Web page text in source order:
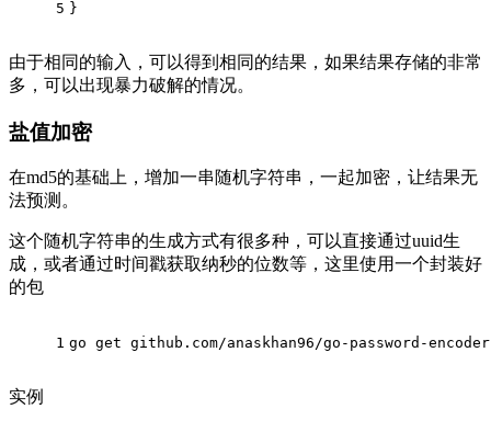
5 }
由于相同的输入，可以得到相同的结果，如果结果存储的非常
多，可以出现暴力破解的情况。
盐值加密
在md5的基础上，增加一串随机字符串，一起加密，让结果无
法预测。
这个随机字符串的生成方式有很多种，可以直接通过uuid生
成，或者通过时间戳获取纳秒的位数等，这里使用一个封装好
的包
1 go get github.com/anaskhan96/go-password-encoder
实例